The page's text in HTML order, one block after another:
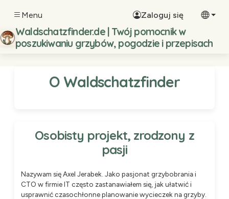
Menu Zaloguj się
Waldschatzfinder.de | Twój pomocnik w
poszukiwaniu grzybów, pogodzie i przepisach
O Waldschatzfinder
Osobisty projekt, zrodzony z
pasji
Nazywam się Axel Jerabek. Jako pasjonat grzybobrania i
CTO w firmie IT często zastanawiałem się, jak ułatwić i
usprawnić czasochłonne planowanie wycieczek na grzyby.